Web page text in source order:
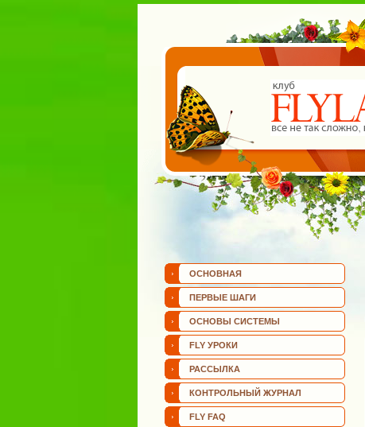
ОСНОВНАЯ
ПЕРВЫЕ ШАГИ
ОСНОВЫ СИСТЕМЫ
FLY УРОКИ
РАССЫЛКА
КОНТРОЛЬНЫЙ ЖУРНАЛ
FLY FAQ